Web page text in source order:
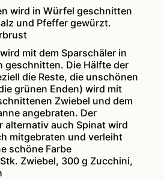
wird in Würfel geschnitten
und Pfeffer gewürzt.
mit dem Sparschäler in
geschnitten. Die Hälfte der
die Reste, die unschönen
grünen Enden) wird mit
Zwiebel und dem
angebraten. Der
alternativ auch Spinat wird
mitgebraten und verleiht
schöne Farbe
Zwiebel, 300 g Zucchini,